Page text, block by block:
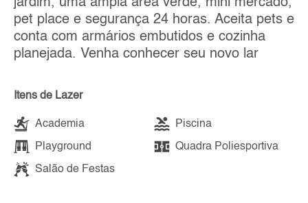
pet place e segurança 24 horas. Aceita pets e
conta com armários embutidos e cozinha
planejada. Venha conhecer seu novo lar
Itens de Lazer
Academia Piscina
Playground Quadra Poliesportiva
Salão de Festas